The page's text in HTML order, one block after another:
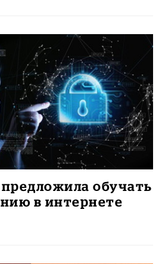
обучать
в интернете